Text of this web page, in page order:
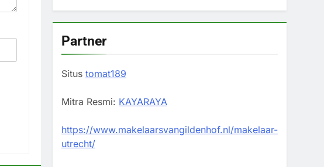
Partner
Situs tomat189
Mitra Resmi: KAYARAYA
https://www.makelaarsvangildenhof.nl/makelaar-
utrecht/